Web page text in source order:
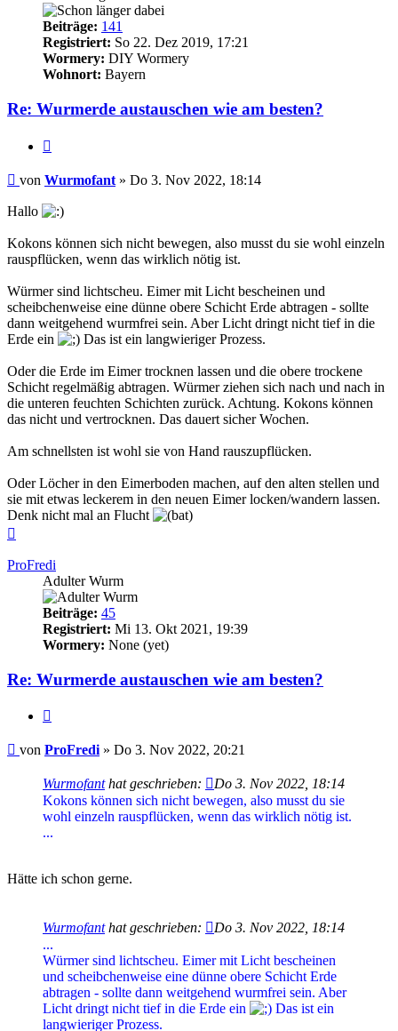
Beiträge: 141
Registriert: So 22. Dez 2019, 17:21
Wormery: DIY Wormery
Wohnort: Bayern
Re: Wurmerde austauschen wie am besten?
Beitrag
von Wurmofant » Do 3. Nov 2022, 18:14
Hallo
Kokons können sich nicht bewegen, also musst du sie wohl einzeln
rauspflücken, wenn das wirklich nötig ist.
Würmer sind lichtscheu. Eimer mit Licht bescheinen und
scheibchenweise eine dünne obere Schicht Erde abtragen - sollte
dann weitgehend wurmfrei sein. Aber Licht dringt nicht tief in die
Erde ein
Das ist ein langwieriger Prozess.
Oder die Erde im Eimer trocknen lassen und die obere trockene
Schicht regelmäßig abtragen. Würmer ziehen sich nach und nach in
die unteren feuchten Schichten zurück. Achtung. Kokons können
das nicht und vertrocknen. Das dauert sicher Wochen.
Am schnellsten ist wohl sie von Hand rauszupflücken.
Oder Löcher in den Eimerboden machen, auf den alten stellen und
sie mit etwas leckerem in den neuen Eimer locken/wandern lassen.
Denk nicht mal an Flucht
ProFredi
Adulter Wurm
Beiträge: 45
Registriert: Mi 13. Okt 2021, 19:39
Wormery: None (yet)
Re: Wurmerde austauschen wie am besten?
Beitrag
von ProFredi » Do 3. Nov 2022, 20:21
Wurmofanthat geschrieben:
Do 3. Nov 2022, 18:14
Kokons können sich nicht bewegen, also musst du sie
wohl einzeln rauspflücken, wenn das wirklich nötig ist.
...
Hätte ich schon gerne.
Wurmofanthat geschrieben:
Do 3. Nov 2022, 18:14
...
Würmer sind lichtscheu. Eimer mit Licht bescheinen
und scheibchenweise eine dünne obere Schicht Erde
abtragen - sollte dann weitgehend wurmfrei sein. Aber
Licht dringt nicht tief in die Erde ein
Das ist ein
langwieriger Prozess.